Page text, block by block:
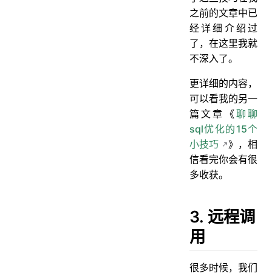
之前的文章中已
经详细介绍过
了，在这里我就
不深入了。
更详细的内容，
可以看我的另一
篇文章《聊聊
sql优化的15个
小技巧
》，相
信看完你会有很
多收获。
3. 远程调
用
很多时候，我们